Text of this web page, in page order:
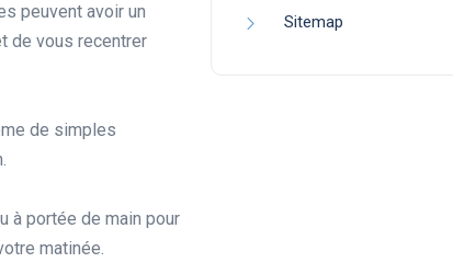
peuvent avoir un
de vous recentrer
de simples
à portée de main pour
matinée.
Sitemap